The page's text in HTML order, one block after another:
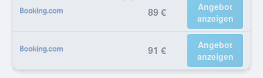
89 €
Angebot
anzeigen
91 €
Angebot
anzeigen